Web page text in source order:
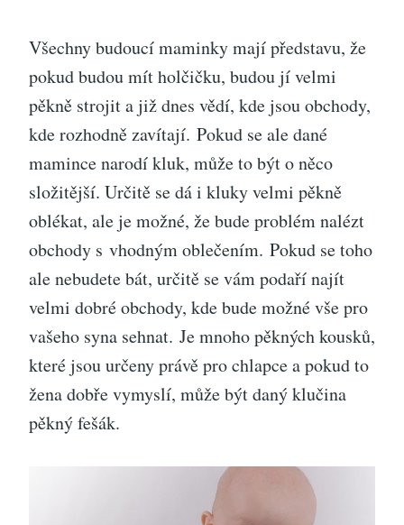
Všechny budoucí maminky mají představu, že
pokud budou mít holčičku, budou jí velmi
pěkně strojit a již dnes vědí, kde jsou obchody,
kde rozhodně zavítají. Pokud se ale dané
mamince narodí kluk, může to být o něco
složitější. Určitě se dá i kluky velmi pěkně
oblékat, ale je možné, že bude problém nalézt
obchody s vhodným oblečením. Pokud se toho
ale nebudete bát, určitě se vám podaří najít
velmi dobré obchody, kde bude možné vše pro
vašeho syna sehnat. Je mnoho pěkných kousků,
které jsou určeny právě pro chlapce a pokud to
žena dobře vymyslí, může být daný klučina
pěkný fešák.